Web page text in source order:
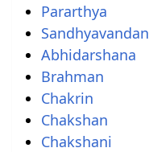
Pararthya
Abhidarshana
Brahman
Chakrin
Chakshan
Chakshani